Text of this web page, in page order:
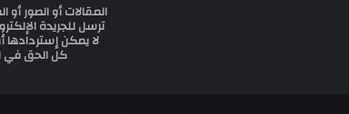
المقالات أو الصور أو
ترسل للجريدة
لا يمكن إستردادها
كل الحق في